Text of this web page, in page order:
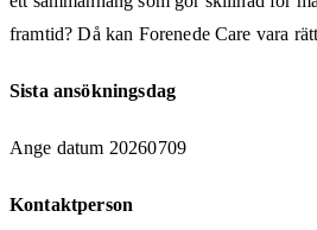
framtid? Då kan Forenede Care vara
Sista ansökningsdag
Ange datum 20260709
Kontaktperson